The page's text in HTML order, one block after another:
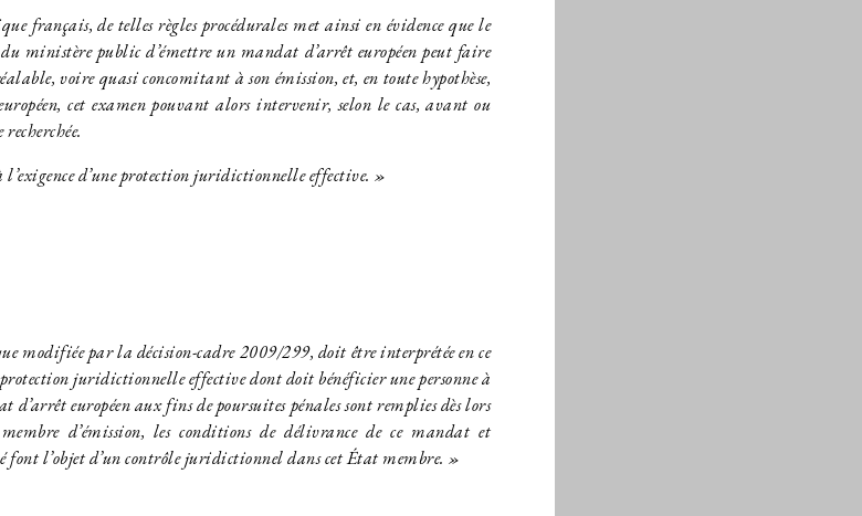
français, de telles règles procédurales met ainsi en évidence que le
ministère public d’émettre un mandat d’arrêt européen peut faire
voire quasi concomitant à son émission, et, en toute hypothèse,
cet examen pouvant alors intervenir, selon le cas, avant ou
d’une protection juridictionnelle effective. »
modifiée par la décision-cadre 2009/299, doit être interprétée en ce
protection juridictionnelle effective dont doit bénéficier une personne à
européen aux fins de poursuites pénales sont remplies dès lors
d’émission, les conditions de délivrance de ce mandat et
font l’objet d’un contrôle juridictionnel dans cet État membre. »